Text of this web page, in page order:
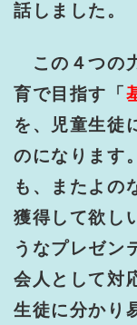
話しました。
この４つの
育で目指す「
を、児童生徒
のになります
も、またよの
獲得して欲し
うなプレゼン
会人として対
生徒に分かり